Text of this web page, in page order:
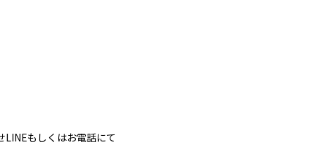
もしくはお電話にて